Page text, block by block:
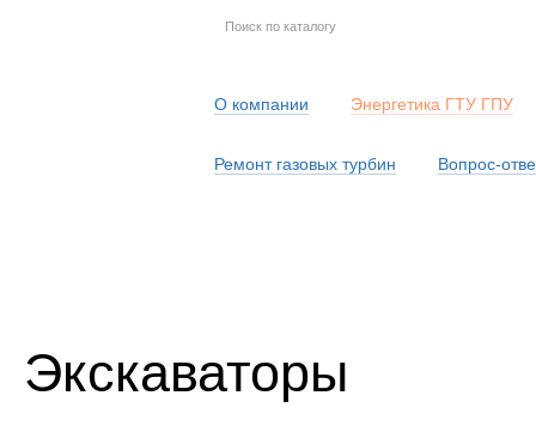
О компании Энергетика ГТУ ГПУ
Ремонт газовых турбин Вопрос-
Экскаваторы